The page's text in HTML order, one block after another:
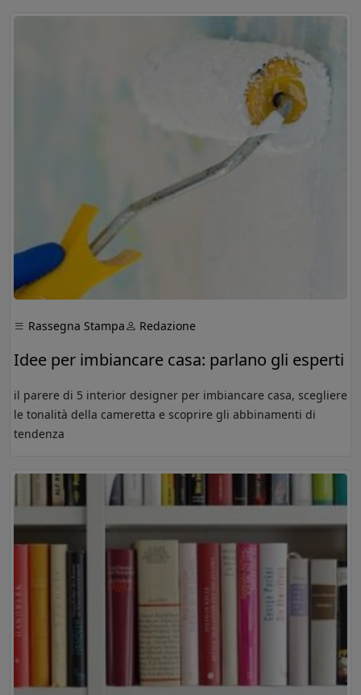
Rassegna Stampa Redazione
Idee per imbiancare casa: parlano gli esperti
il parere di 5 interior designer per imbiancare casa, scegliere
le tonalità della cameretta e scoprire gli abbinamenti di
tendenza